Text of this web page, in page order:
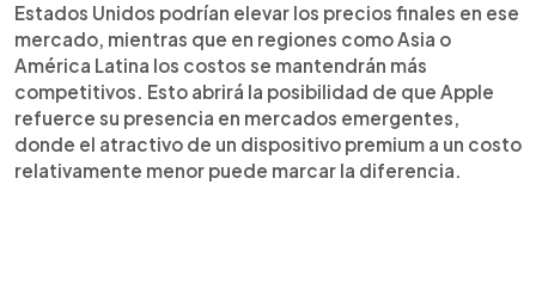
Estados Unidos podrían elevar los precios finales en ese
mercado, mientras que en regiones como Asia o
América Latina los costos se mantendrán más
competitivos. Esto abrirá la posibilidad de que Apple
refuerce su presencia en mercados emergentes,
donde el atractivo de un dispositivo premium a un costo
relativamente menor puede marcar la diferencia.